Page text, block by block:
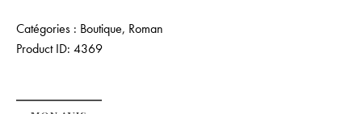
Catégories : Boutique, Roman
Product ID: 4369